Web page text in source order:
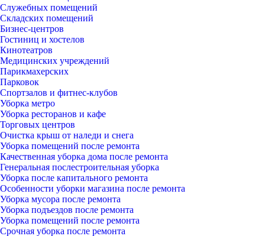
Служебных помещений
Складских помещений
Бизнес-центров
Гостиниц и хостелов
Кинотеатров
Медицинских учреждений
Парикмахерских
Парковок
Спортзалов и фитнес-клубов
Уборка метро
Уборка ресторанов и кафе
Торговых центров
Очистка крыш от наледи и снега
Уборка помещений после ремонта
Качественная уборка дома после ремонта
Генеральная послестроительная уборка
Уборка после капитального ремонта
Особенности уборки магазина после ремонта
Уборка мусора после ремонта
Уборка подъездов после ремонта
Уборка помещений после ремонта
Срочная уборка после ремонта